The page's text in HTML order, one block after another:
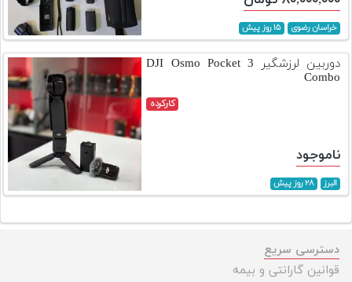
خراسان رضوی ۱۵ روز پیش
دوربین لرزشگیر DJI Osmo Pocket 3
Combo
کارکرده
ناموجود
البرز ۲۸ روز پیش
دسترسی سریع
قوانین گارانتی و بیمه